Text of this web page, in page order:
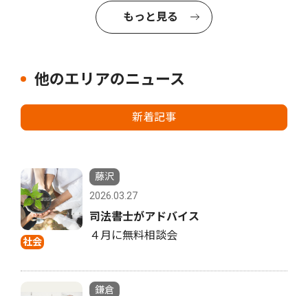
もっと見る
他のエリアのニュース
新着記事
社会
藤沢
2026.03.27
司法書士がアドバイス
４月に無料相談会
鎌倉